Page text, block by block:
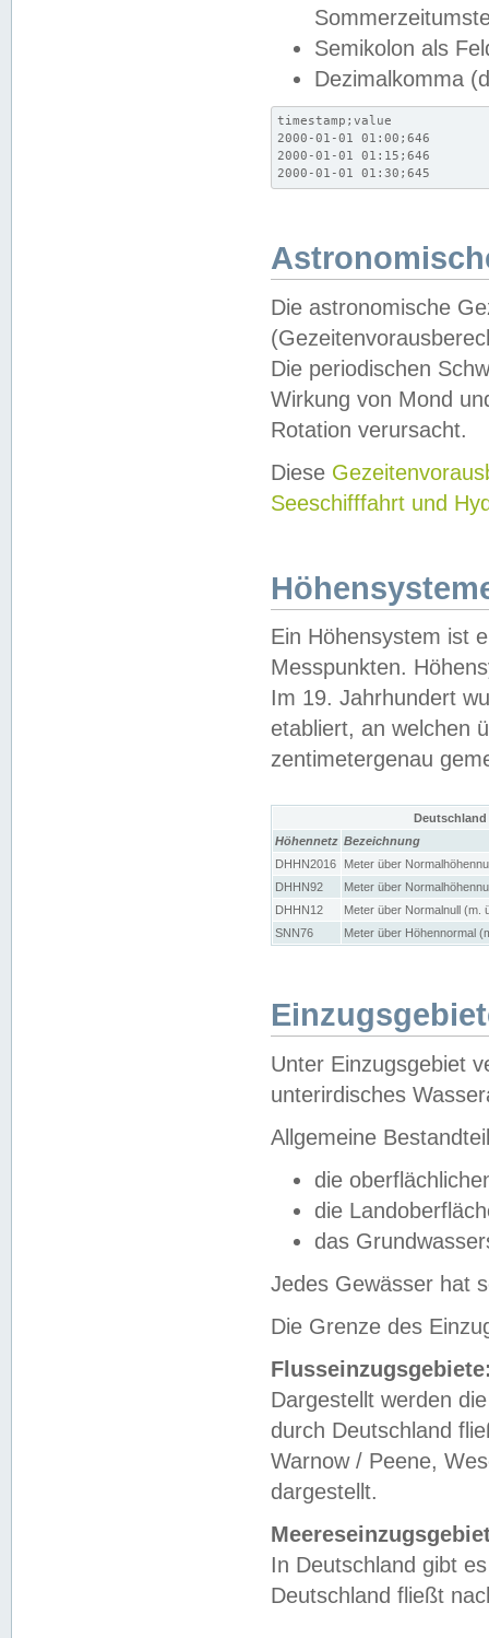
Semikolon als
Dezimalkomma
timestamp;value
2000-01-01 01:00;646
2000-01-01 01:15;646
2000-01-01 01:30;645
Die astronomische
Die periodischen
Wirkung von Mond
Rotation verursacht.
Diese
Seeschifffahrt und
Ein Höhensystem ist
Messpunkten.
Im 19. Jahrhundert
etabliert, an welchen
zentimetergenau
Höhennetz Bezeichnung
DHHN2016
Meter über
DHHN92
Meter über
DHHN12
Meter über Normalnull (m.
SNN76
Meter über Höhennormal
Unter Einzugsgebiet
unterirdisches
Allgemeine
die
die
das
Jedes Gewässer hat
Die Grenze des
Dargestellt werden
durch Deutschland
Warnow / Peene,
dargestellt.
In Deutschland gibt
Deutschland fließt